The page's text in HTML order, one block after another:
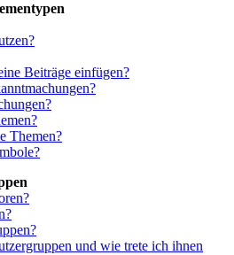
Beiträge einfügen?
Themen?
und wie trete ich ihnen